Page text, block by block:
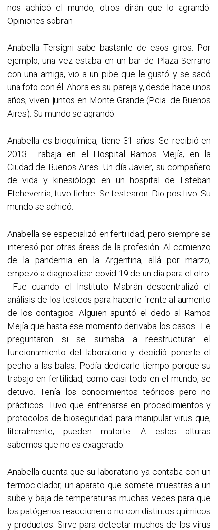
nos achicó el mundo, otros dirán que lo agrandó.
Opiniones sobran.
Anabella Tersigni sabe bastante de esos giros. Por
ejemplo, una vez estaba en un bar de Plaza Serrano
con una amiga, vio a un pibe que le gustó y se sacó
una foto con él. Ahora es su pareja y, desde hace unos
años, viven juntos en Monte Grande (Pcia. de Buenos
Aires). Su mundo se agrandó.
Anabella es bioquímica, tiene 31 años. Se recibió en
2013. Trabaja en el Hospital Ramos Mejía, en la
Ciudad de Buenos Aires. Un día Javier, su compañero
de vida y kinesiólogo en un hospital de Esteban
Etcheverría, tuvo fiebre. Se testearon. Dio positivo. Su
mundo se achicó.
Anabella se especializó en fertilidad, pero siempre se
interesó por otras áreas de la profesión. Al comienzo
de la pandemia en la Argentina, allá por marzo,
empezó a diagnosticar covid-19 de un día para el otro.
Fue cuando el Instituto Mabrán descentralizó el
análisis de los testeos para hacerle frente al aumento
de los contagios. Alguien apuntó el dedo al Ramos
Mejía que hasta ese momento derivaba los casos. Le
preguntaron si se sumaba a reestructurar el
funcionamiento del laboratorio y decidió ponerle el
pecho a las balas. Podía dedicarle tiempo porque su
trabajo en fertilidad, como casi todo en el mundo, se
detuvo. Tenía los conocimientos teóricos pero no
prácticos. Tuvo que entrenarse en procedimientos y
protocolos de bioseguridad para manipular virus que,
literalmente, pueden matarte. A estas alturas
sabemos que no es exagerado.
Anabella cuenta que su laboratorio ya contaba con un
termociclador, un aparato que somete muestras a un
sube y baja de temperaturas muchas veces para que
los patógenos reaccionen o no con distintos químicos
y productos. Sirve para detectar muchos de los virus